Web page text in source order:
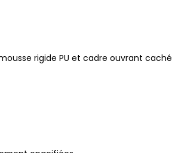
rigide PU et cadre ouvrant caché